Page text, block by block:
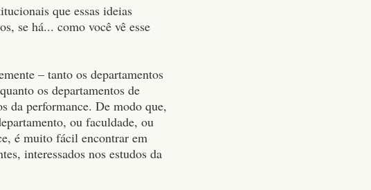
que essas ideias
se há... como você vê esse
– tanto os departamentos
os departamentos de
da performance. De modo que,
ou faculdade, ou
é muito fácil encontrar em
interessados nos estudos da